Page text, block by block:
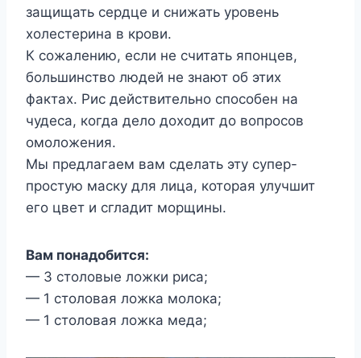
защищать сердце и снижать уровень
холестерина в крови.
К сожалению, если не считать японцев,
большинство людей не знают об этих
фактах. Рис действительно способен на
чудеса, когда дело доходит до вопросов
омоложения.
Мы предлагаем вам сделать эту супер-
простую маску для лица, которая улучшит
его цвет и сгладит морщины.
Вам понадобится:
— 3 столовые ложки риса;
— 1 столовая ложка молока;
— 1 столовая ложка меда;